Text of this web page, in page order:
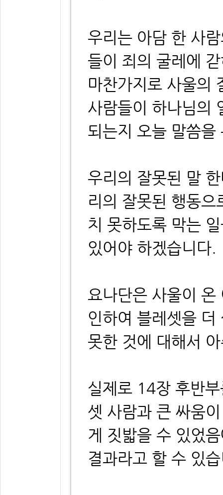
우리는 아담 한 사
들이 죄의 굴레에
마찬가지로 사울의
사람들이 하나님의
되는지 오늘 말씀
우리의 잘못된 말
리의 잘못된 행동
치 못하도록 막는
있어야 하겠습니다.
요나단은 사울이 온
인하여 블레셋을
못한 것에 대해서
실제로 14장 후반
셋 사람과 큰 싸움
게 짓밟을 수 있었
결과라고 할 수 있